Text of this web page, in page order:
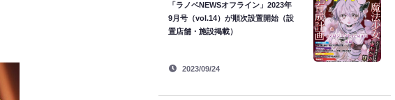
「ラノベNEWSオフライン」2023年
9月号（vol.14）が順次設置開始（設
置店舗・施設掲載）
2023/09/24